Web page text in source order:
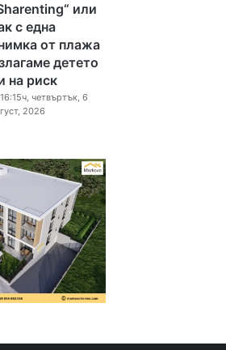
или
с една
от плажа
детето
на риск
16:15ч, четвъртък, 6
2026